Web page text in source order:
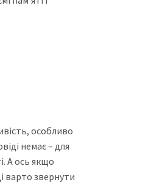
особливо
немає – для
А ось якщо
варто звернути